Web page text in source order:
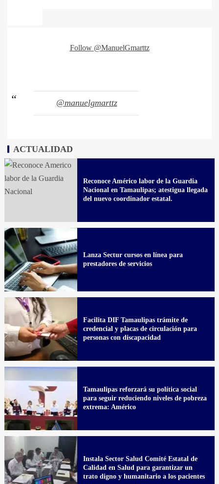
Follow @ManuelGmarttz
@manuelgmarttz
ACTUALIDAD
Reconoce Américo labor de la Guardia
Nacional en Tamaulipas; atestigua llegada
del nuevo coordinador estatal.
Lanza Sectur cursos en línea para
prestadores de servicios
Facilita DIF Tamaulipas trámite de
credencial y placas de circulación para
personas con discapacidad
Tamaulipas reforzará su política social
para seguir reduciendo niveles de pobreza
extrema: Américo
Instala Sector Salud Comité Estatal de
Calidad en Salud para garantizar un
trato digno y humanitario a los pacientes